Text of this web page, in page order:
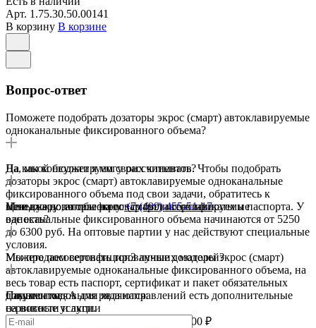
Арт. 1.75.30.50.00141
В корзину В корзине
Вопрос-ответ
Поможете подобрать дозаторы экрос (смарт) автоклавируемые
одноканальные фиксированного объема?
Да, мы консультируем своих клиентов. Чтобы подобрать
дозаторы экрос (смарт) автоклавируемые одноканальные
фиксированного объема под свои задачи, обратитесь к
менеджеру по телефону+7 (499) 455-51-17
На какой бюджет я могу рассчитывать?
Цены на дозаторы экрос (смарт) автоклавируемые
одноканальные фиксированного объема начинаются от 5250
до 6300 руб. На оптовые партии у нас действуют специальные
условия.
Мне нужно, чтобы на товар были сертификаты и паспорта. У
вас есть?
Мы продаем сертифицированные дозаторы экрос (смарт)
автоклавируемые одноканальные фиксированного объема, на
весь товар есть паспорт, сертификат и пакет обязательных
документов. А для ряда направлений есть дополнительные
сервисные услуги.
Можете посоветовать топ3 лучших моделей?
Самыми ходовыми являются:
Дозатор Экрос ОФ(А)-50 (Смарт)
- 6 300 ₽
Подписаться
на новости и акции